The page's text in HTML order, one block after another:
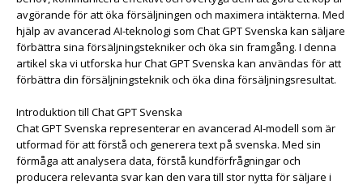
avgörande för att öka försäljningen och maximera intäkterna. Med
hjälp av avancerad AI-teknologi som Chat GPT Svenska kan säljare
förbättra sina försäljningstekniker och öka sin framgång. I denna
artikel ska vi utforska hur Chat GPT Svenska kan användas för att
förbättra din försäljningsteknik och öka dina försäljningsresultat.
Introduktion till Chat GPT Svenska
Chat GPT Svenska representerar en avancerad AI-modell som är
utformad för att förstå och generera text på svenska. Med sin
förmåga att analysera data, förstå kundförfrågningar och
producera relevanta svar kan den vara till stor nytta för säljare i